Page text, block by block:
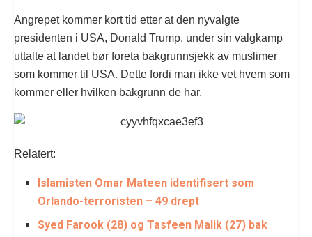
Angrepet kommer kort tid etter at den nyvalgte
presidenten i USA, Donald Trump, under sin valgkamp
uttalte at landet bør foreta bakgrunnsjekk av muslimer
som kommer til USA. Dette fordi man ikke vet hvem som
kommer eller hvilken bakgrunn de har.
Relatert:
Islamisten Omar Mateen identifisert som
Orlando-terroristen – 49 drept
Syed Farook (28) og Tasfeen Malik (27) bak